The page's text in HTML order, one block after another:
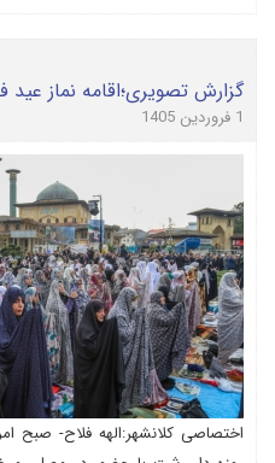
گزارش تصویری؛اقامه نماز
1 فروردین 1405
اختصاصی کلانشهر:الهه فلاح- صبح